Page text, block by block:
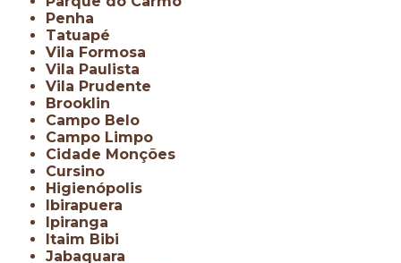
Penha
Tatuapé
Vila Formosa
Vila Paulista
Vila Prudente
Brooklin
Campo Belo
Campo Limpo
Cidade Monções
Cursino
Higienópolis
Ibirapuera
Ipiranga
Itaim Bibi
Jabaquara